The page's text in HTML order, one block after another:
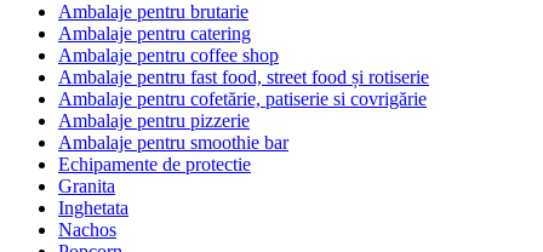
Ambalaje pentru brutarie
Ambalaje pentru catering
Ambalaje pentru coffee shop
Ambalaje pentru fast food, street food și rotiserie
Ambalaje pentru cofetărie, patiserie si covrigărie
Ambalaje pentru pizzerie
Ambalaje pentru smoothie bar
Echipamente de protectie
Granita
Inghetata
Nachos